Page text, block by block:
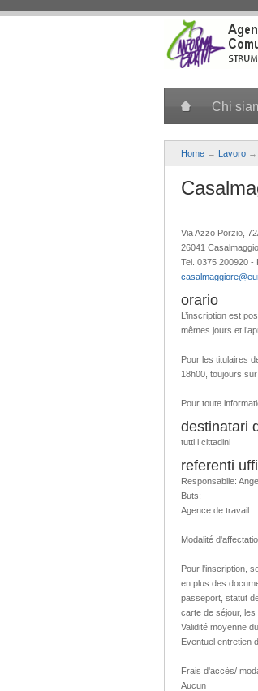
Chi
Home → Lavoro →
Via Azzo Porzio,
26041
Tel. 0375 200920 -
orario
L’inscription est
mêmes jours et
Pour les titulaires
18h00, toujours
Pour toute
destinatari
tutti i cittadini
referenti
Responsabile:
Buts:
Agence de travail
Modalité
Pour l'inscription,
en plus des
passeport, statut
carte de séjour,
Validité moyenne
Eventuel entretien
Frais d'accès/
Aucun